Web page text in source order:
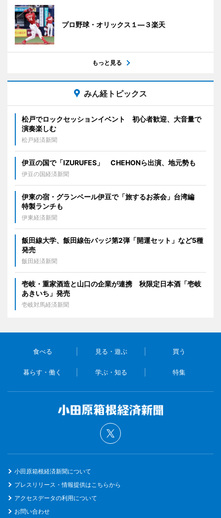
プロ野球・オリックス１―３楽天
もっと見る
みん経トピックス
松戸でロックセッションイベント 初心者歓迎、大音量で
演奏楽しむ
松戸経済新聞
伊豆の国で「IZURUFES」 CHEHONら出演、地元勢も
伊豆の国経済新聞
伊東の宿・グランベール伊豆で「旅するお茶会」台湾編
特製ランチも
伊東経済新聞
飯田線大学、飯田線缶バッジ第2弾「開運セット」など5種
発売
飯田経済新聞
壱岐・重家酒造と山口の企業が連携 秋限定日本酒「壱岐
あきいち」発売
壱岐対馬経済新聞
食べる 見る・遊ぶ 買う
暮らす・働く 学ぶ・知る 特集
小田原箱根経済新聞について
プレスリリース・情報提供はこちらから
アクセスデータの利用について
お問い合わせ